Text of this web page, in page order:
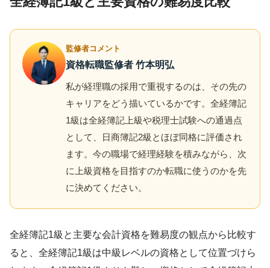
監修者コメント
資格転職監修者 竹本明弘
私が経理職の採用で重視するのは、その先の
キャリアをどう描いているかです。全経簿記
1級は全経簿記上級や税理士試験への通過点
として、日商簿記2級とほぼ同格に評価され
ます。今の職場で経理経験を積みながら、次
に上級資格を目指すのか転職に使うのかを先
に決めてください。
全経簿記1級と主要な会計資格を難易度の観点から比較す
ると、全経簿記1級は中級レベルの資格として位置づけら